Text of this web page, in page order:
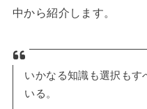
中から紹介します。
いかなる知識も選択もす
いる。